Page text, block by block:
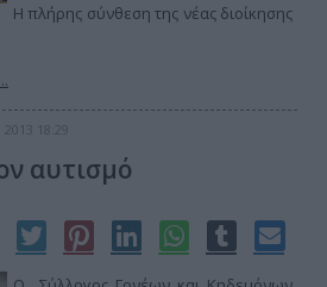
Η πλήρης σύνθεση της νέας διοίκησης
18:29
αυτισμό